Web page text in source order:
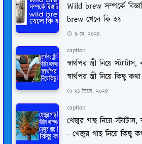
Wild brew সম্পর্কে
brew খেলে কি হয়
৯ মে, ২০২৪
caption
স্বার্থপর স্ত্রী নিয়ে
স্বার্থপর স্ত্রী নিয়ে কিছু কথা
২১ ডিসে, ২০২৫
caption
খেজুর গাছ নিয়ে
- খেজুর গাছ নিয়ে কিছু